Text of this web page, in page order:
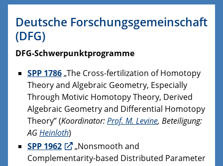
Deutsche Forschungsgemeinschaft
(DFG)
DFG-Schwerpunktprogramme
SPP 1786„The Cross-fertilization of Homotopy
Theory and Algebraic Geometry, Especially
Through Motivic Homotopy Theory, Derived
Algebraic Geometry and Differential Homotopy
Theory” (Koordinator:Prof. M. Levine, Beteiligung:
AGHeinloth)
SPP 1962
„Nonsmooth and
Complementarity-based Distributed Parameter